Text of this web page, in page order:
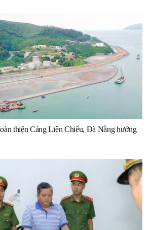
thiện Cảng Liên Chiểu, Đà Nẵng hướng